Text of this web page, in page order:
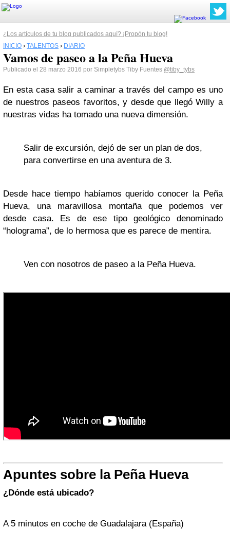
¿Los artículos de tu blog publicados aquí? ¡Propón tu blog!
INICIO › TALENTOS › DIARIO
Vamos de paseo a la Peña Hueva
Publicado el 28 marzo 2016 por Simpletybs Tiby Fuentes @tiby_tybs
En esta casa salir a caminar a través del campo es uno
de nuestros paseos favoritos, y desde que llegó Willy a
nuestras vidas ha tomado una nueva dimensión.
Salir de excursión, dejó de ser un plan de dos,
para convertirse en una aventura de 3.
Desde hace tiempo habíamos querido conocer la Peña
Hueva, una maravillosa montaña que podemos ver
desde casa. Es de ese tipo geológico denominado
“holograma”, de lo hermosa que es parece de mentira.
Ven con nosotros de paseo a la Peña Hueva.
Apuntes sobre la Peña Hueva
¿Dónde está ubicado?
A 5 minutos en coche de Guadalajara (España)